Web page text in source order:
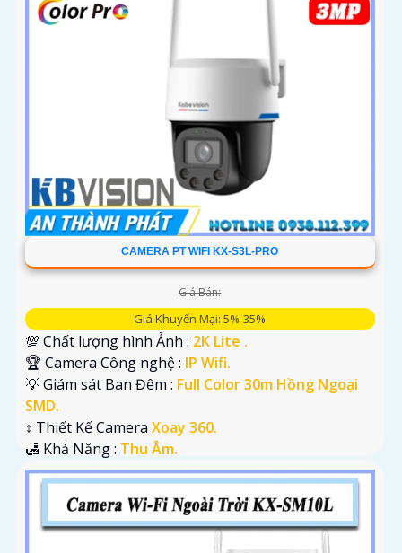
CAMERA PT WIFI KX-S3L-PRO
Giá Bán:
Giá Khuyến Mại: 5%-35%
💯 Chất lượng hình Ảnh : 2K Lite .
🏆 Camera Công nghệ : IP Wifi.
💡 Giám sát Ban Đêm : Full Color 30m Hồng Ngoại
SMD.
↕️ Thiết Kế Camera Xoay 360.
️🛃 Khả Năng : Thu Âm.